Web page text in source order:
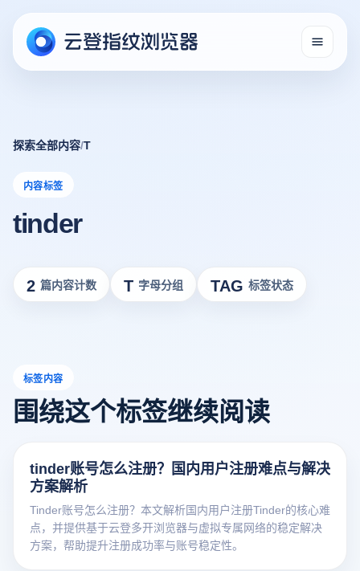
探索全部内容/T
内容标签
tinder
2 篇内容计数 T 字母分组 TAG 标签状态
标签内容
围绕这个标签继续阅读
tinder账号怎么注册？国内用户注册难点与解决
方案解析
Tinder账号怎么注册？本文解析国内用户注册Tinder的核心难
点，并提供基于云登多开浏览器与虚拟专属网络的稳定解决
方案，帮助提升注册成功率与账号稳定性。